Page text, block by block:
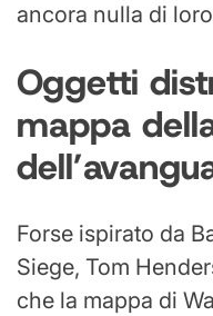
ancora nulla di
Oggetti
mappa
Forse ispirato da
Siege, Tom
che la mappa di